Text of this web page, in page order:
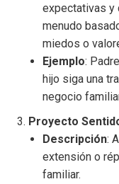
expectativas y
menudo
miedos o
Ejemplo:
hijo siga una
negocio
Proyecto
Descripción:
extensión o
familiar.